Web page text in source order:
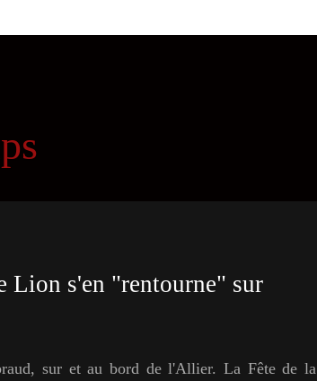
Lion s'en "rentourne" sur
sur et au bord de l'Allier. La Fête de la